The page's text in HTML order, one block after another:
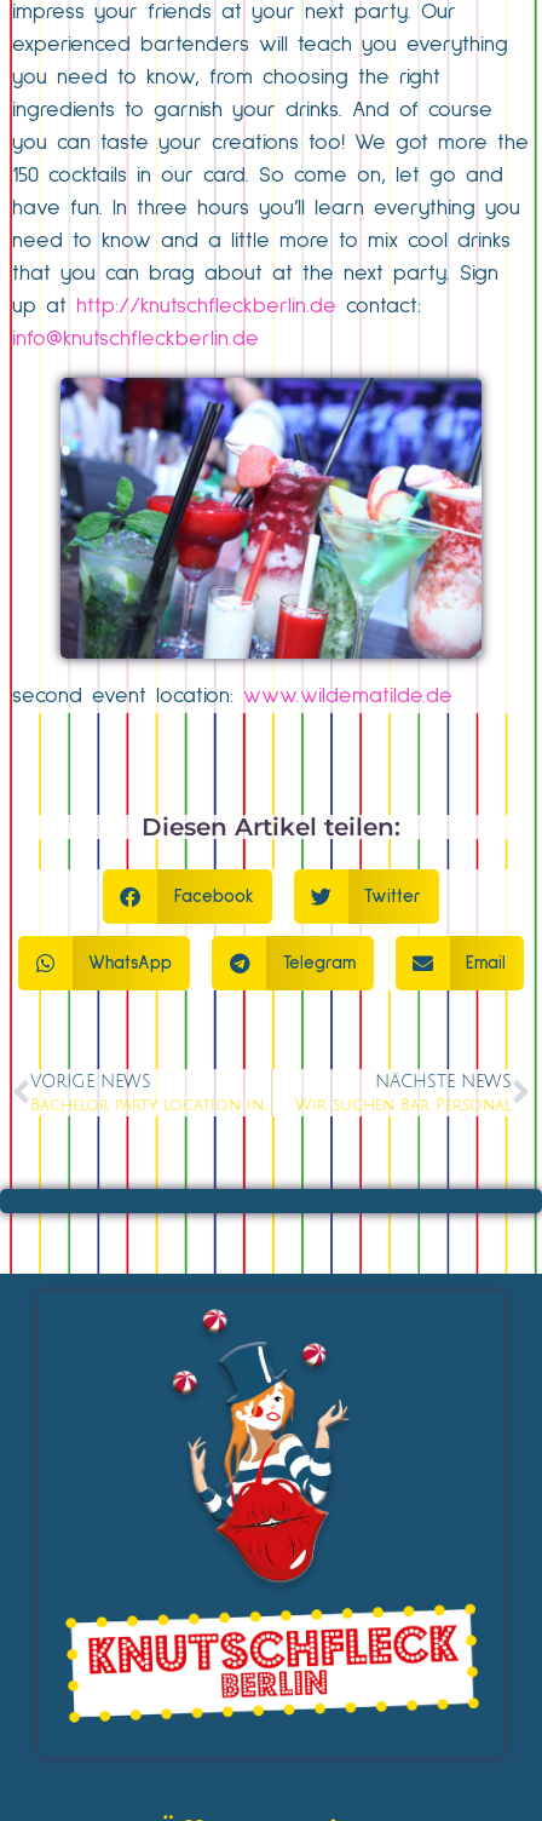
impress your friends at your next party. Our
experienced bartenders will teach you everything
you need to know, from choosing the right
ingredients to garnish your drinks. And of course
you can taste your creations too! We got more the
150 cocktails in our card. So come on, let go and
have fun. In three hours you’ll learn everything you
need to know and a little more to mix cool drinks
that you can brag about at the next party. Sign
up at
http://knutschfleckberlin.de contact:
info@knutschfleckberlin.de
second event location: www.wildematilde.de
Diesen Artikel teilen:
Facebook Twitter
WhatsApp Telegram Email
VORIGE NEWS
Bachelor party location in berlin at the Alexanderplatz
NÄCHSTE NEWS
Wir suchen Bar Personal